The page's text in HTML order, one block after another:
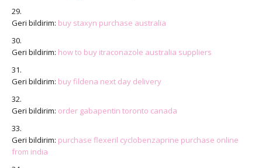
Geri bildirim: buy staxyn purchase australia
Geri bildirim: how to buy itraconazole australia suppliers
Geri bildirim: buy fildena next day delivery
Geri bildirim: order gabapentin toronto canada
Geri bildirim: purchase flexeril cyclobenzaprine purchase online
from india